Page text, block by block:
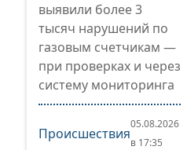
выявили более 3
тысяч нарушений по
газовым счетчикам —
при проверках и через
систему мониторинга
Происшествия
05.08.2026
в 17:35